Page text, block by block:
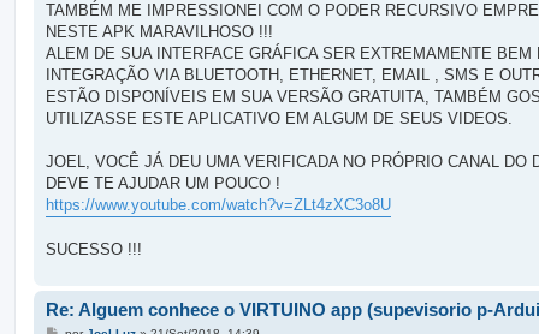
a
g
m
TAMBÉM ME IMPRESSIONEI COM O PODER RECURSIVO
NESTE APK MARAVILHOSO !!!
ALEM DE SUA INTERFACE GRÁFICA SER EXTREMAMENTE
INTEGRAÇÃO VIA BLUETOOTH, ETHERNET, EMAIL , SMS E
ESTÃO DISPONÍVEIS EM SUA VERSÃO GRATUITA, TAMBÉM
UTILIZASSE ESTE APLICATIVO EM ALGUM DE SEUS VIDEOS.
JOEL, VOCÊ JÁ DEU UMA VERIFICADA NO PRÓPRIO CANAL DO
DEVE TE AJUDAR UM POUCO !
https://www.youtube.com/watch?v=ZLt4zXC3o8U
SUCESSO !!!
Re: Alguem conhece o VIRTUINO app (supevisorio p-